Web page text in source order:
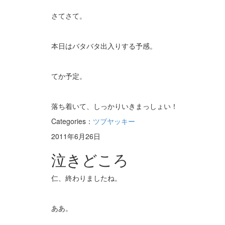
さてさて。
本日はバタバタ出入りする予感。
てか予定。
落ち着いて、しっかりいきまっしょい！
Categories： ツブヤッキー
2011年6月26日
泣きどころ
仁、終わりましたね。
ああ。